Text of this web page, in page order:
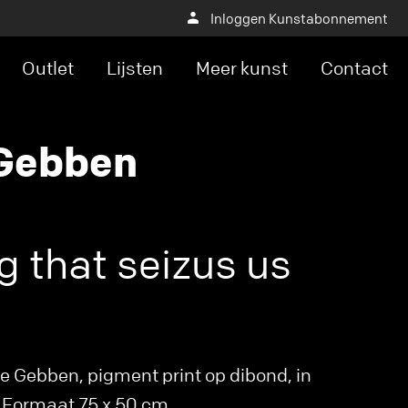
Inloggen Kunstabonnement
Outlet Lijsten Meer kunst Contact
that seizus us
Gebben, pigment print op dibond, in